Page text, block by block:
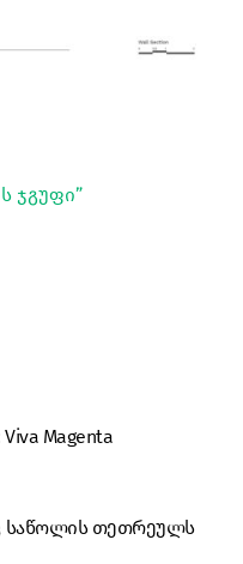
ჯგუფი”
Magenta
საწოლის თეთრეულს